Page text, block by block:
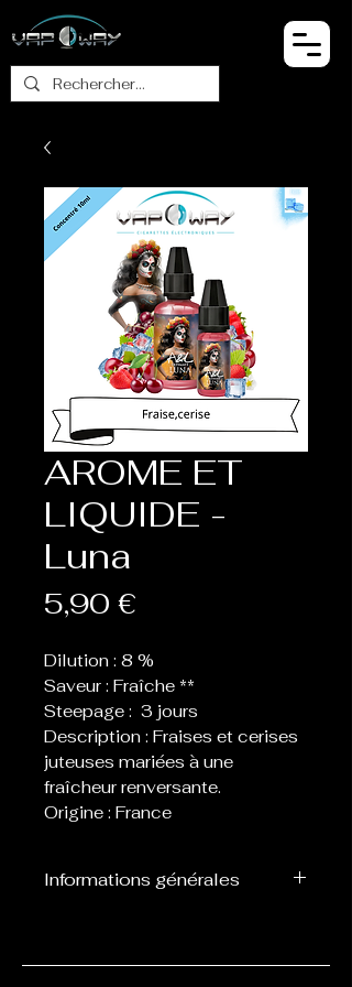
AROME ET
LIQUIDE -
Luna
5,90 €
Dilution : 8 %
Saveur : Fraîche **
Steepage : 3 jours
Description : Fraises et cerises
juteuses mariées à une
fraîcheur renversante.
Origine : France
Informations générales